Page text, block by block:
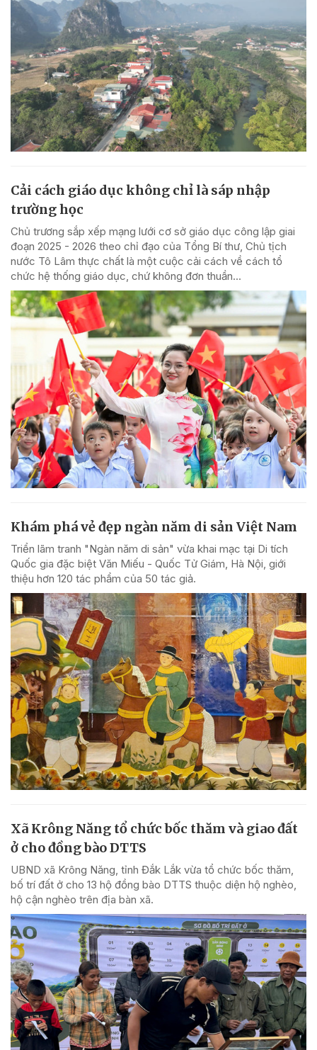
Cải cách giáo dục không chỉ là sáp nhập
trường học
Chủ trương sắp xếp mạng lưới cơ sở giáo dục công lập giai
đoạn 2025 - 2026 theo chỉ đạo của Tổng Bí thư, Chủ tịch
nước Tô Lâm thực chất là một cuộc cải cách về cách tổ
chức hệ thống giáo dục, chứ không đơn thuần...
Khám phá vẻ đẹp ngàn năm di sản Việt Nam
Triển lãm tranh "Ngàn năm di sản" vừa khai mạc tại Di tích
Quốc gia đặc biệt Văn Miếu - Quốc Tử Giám, Hà Nội, giới
thiệu hơn 120 tác phẩm của 50 tác giả.
Xã Krông Năng tổ chức bốc thăm và giao đất
ở cho đồng bào DTTS
UBND xã Krông Năng, tỉnh Đắk Lắk vừa tổ chức bốc thăm,
bố trí đất ở cho 13 hộ đồng bào DTTS thuộc diện hộ nghèo,
hộ cận nghèo trên địa bàn xã.